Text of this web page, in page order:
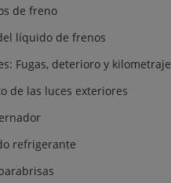
de freno
líquido de frenos
Fugas, deterioro y kilometraje
de las luces exteriores
refrigerante